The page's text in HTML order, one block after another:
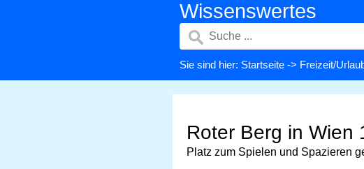
Wissenswertes
Sie sind hier: Startseite -> Freizeit/
Roter Berg in Wien
Platz zum Spielen und Spazieren